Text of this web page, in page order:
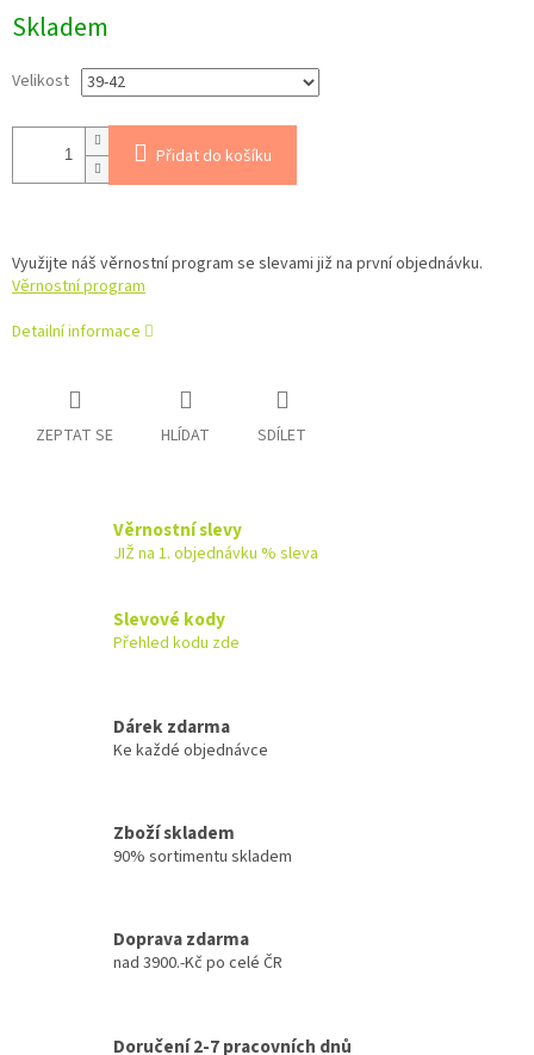
cena:
Skladem
Velikost
Přidat do košíku
Využijte náš věrnostní program se slevami již na první objednávku.
Věrnostní program
Detailní informace
ZEPTAT SE HLÍDAT SDÍLET
Věrnostní slevy
JIŽ na 1. objednávku % sleva
Slevové kody
Přehled kodu zde
Dárek zdarma
Ke každé objednávce
Zboží skladem
90% sortimentu skladem
Doprava zdarma
nad 3900.-Kč po celé ČR
Doručení 2-7 pracovních dnů